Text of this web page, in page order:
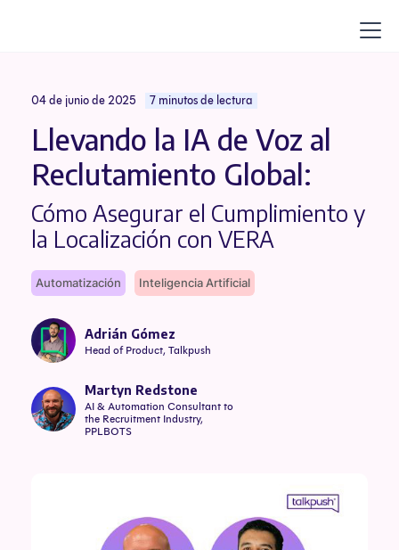
04 de junio de 2025 7 minutos de lectura
Llevando la IA de Voz al
Reclutamiento Global:
Cómo Asegurar el Cumplimiento y
la Localización con VERA
Automatización Inteligencia Artificial
Adrián Gómez
Head of Product, Talkpush
Martyn Redstone
AI & Automation Consultant to
the Recruitment Industry,
PPLBOTS